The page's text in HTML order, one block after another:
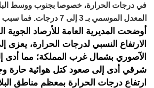
في درجات الحرارة، خصوصا بجنوب ووسط
المعدل الموسمي بـ 3 إلى 7 درجات. فما سبب ذلك؟
أوضحت المديرية العامة للأرصاد الجوية
الارتفاع النسبي لدرجات الحرارة، يعزى
الآصوري بشمال غرب المملكة؛ مما أدى
شرقي أدى إلى صعود كتل هوائية حارة
ارتفاع درجات الحرارة بمعظم مناطق